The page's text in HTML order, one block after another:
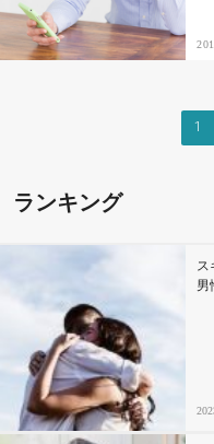
1
ランキング
ス
男